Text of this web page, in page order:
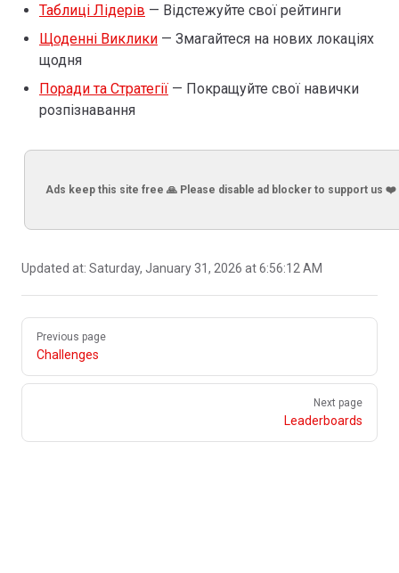
Таблиці Лідерів — Відстежуйте свої рейтинги
Щоденні Виклики — Змагайтеся на нових локаціях
щодня
Поради та Стратегії — Покращуйте свої навички
розпізнавання
Ads keep this site free 🙏 Please disable ad blocker to support us ❤️
Updated at: Saturday, January 31, 2026 at 6:56:12 AM
Pager
Previous page
Challenges
Next page
Leaderboards